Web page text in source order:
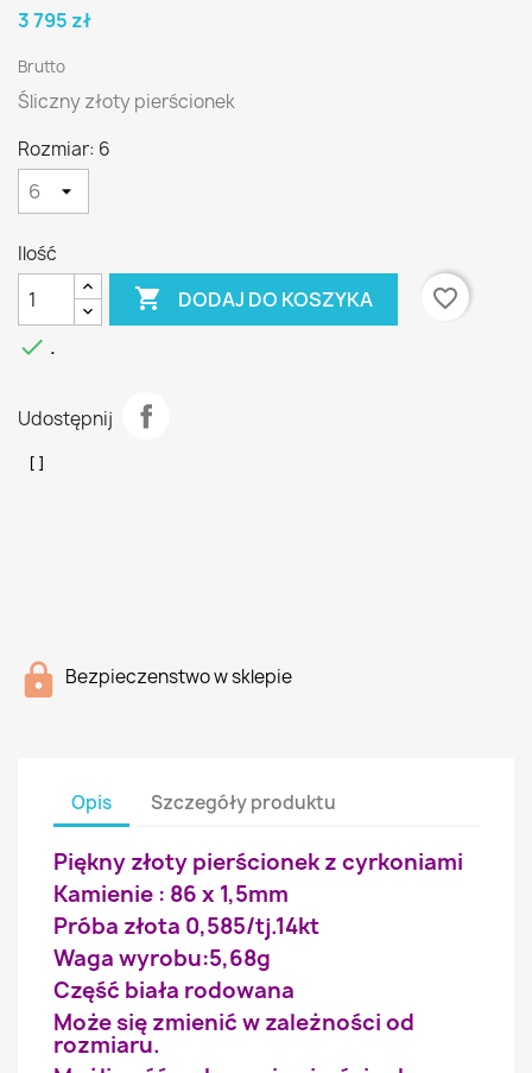
3 795 zł
Brutto
Śliczny złoty pierścionek
Rozmiar: 6
Ilość
 DODAJ DO KOSZYKA
favorite_border
 .
Udostępnij
Bezpieczenstwo w sklepie
Opis Szczegóły produktu
Piękny złoty pierścionek z cyrkoniami
Kamienie : 86 x 1,5mm
Próba złota 0,585/tj.14kt
Waga wyrobu:5,68g
Część biała rodowana
Może się zmienić w zależności od
rozmiaru.